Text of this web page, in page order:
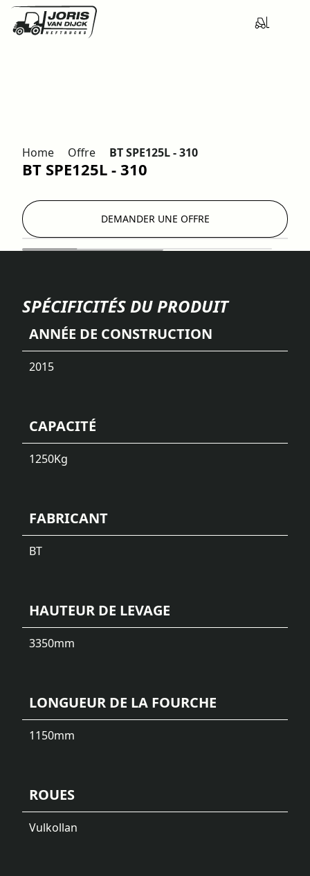
Home Offre BT SPE125L - 310
BT SPE125L - 310
DEMANDER UNE OFFRE
SPÉCIFICITÉS DU PRODUIT
ANNÉE DE CONSTRUCTION
2015
CAPACITÉ
1250Kg
FABRICANT
BT
HAUTEUR DE LEVAGE
3350mm
LONGUEUR DE LA FOURCHE
1150mm
ROUES
Vulkollan